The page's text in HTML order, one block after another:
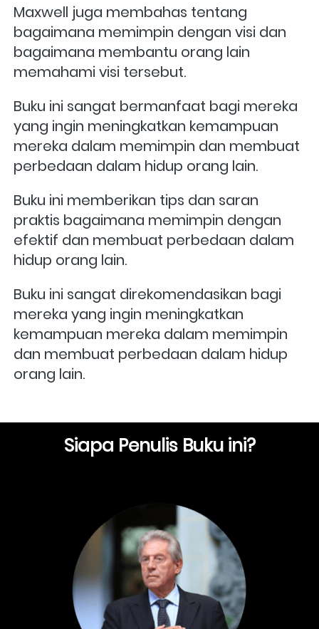
Maxwell juga membahas tentang
bagaimana memimpin dengan visi dan
bagaimana membantu orang lain
memahami visi tersebut.
Buku ini sangat bermanfaat bagi mereka
yang ingin meningkatkan kemampuan
mereka dalam memimpin dan membuat
perbedaan dalam hidup orang lain.
Buku ini memberikan tips dan saran
praktis bagaimana memimpin dengan
efektif dan membuat perbedaan dalam
hidup orang lain.
Buku ini sangat direkomendasikan bagi
mereka yang ingin meningkatkan
kemampuan mereka dalam memimpin
dan membuat perbedaan dalam hidup
orang lain.
Siapa Penulis Buku ini?